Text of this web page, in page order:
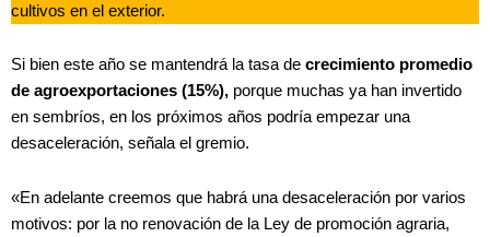
cultivos en el exterior.
Si bien este año se mantendrá la tasa de crecimiento promedio
de agroexportaciones (15%), porque muchas ya han invertido
en sembríos, en los próximos años podría empezar una
desaceleración, señala el gremio.
«En adelante creemos que habrá una desaceleración por varios
motivos: por la no renovación de la Ley de promoción agraria,